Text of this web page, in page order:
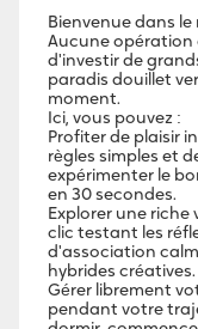
Bienvenue dans
Aucune opération
d'investir de
paradis douillet
moment.
Ici, vous pouvez :
Profiter de plaisir
règles simples et
expérimenter le
en 30 secondes.
Explorer une riche
clic testant les
d'association
hybrides créatives.
Gérer librement
pendant votre